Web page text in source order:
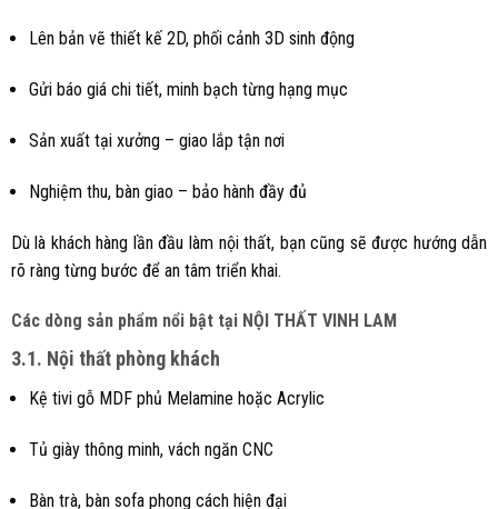
Lên bản vẽ thiết kế 2D, phối cảnh 3D sinh động
Gửi báo giá chi tiết, minh bạch từng hạng mục
Sản xuất tại xưởng – giao lắp tận nơi
Nghiệm thu, bàn giao – bảo hành đầy đủ
Dù là khách hàng lần đầu làm nội thất, bạn cũng sẽ được hướng dẫn
rõ ràng từng bước để an tâm triển khai.
Các dòng sản phẩm nổi bật tại NỘI THẤT VINH LAM
3.1. Nội thất phòng khách
Kệ tivi gỗ MDF phủ Melamine hoặc Acrylic
Tủ giày thông minh, vách ngăn CNC
Bàn trà, bàn sofa phong cách hiện đại